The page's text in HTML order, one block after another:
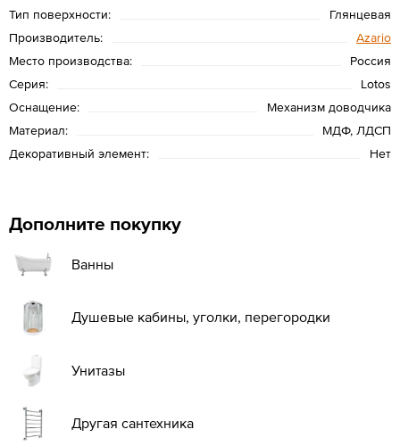
Тип поверхности:
Глянцевая
Производитель:
Azario
Место производства:
Россия
Серия:
Lotos
Оснащение:
Механизм доводчика
Материал:
МДФ, ЛДСП
Декоративный элемент:
Нет
Дополните покупку
Ванны
Душевые кабины, уголки, перегородки
Унитазы
Другая сантехника